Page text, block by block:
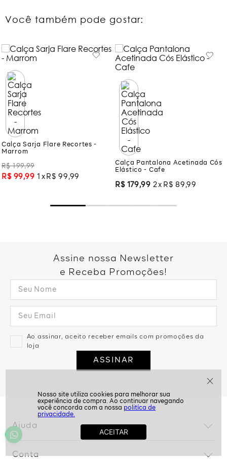
politíca de
privacidade.
Você também pode gostar:
Calça Sarja Flare Recortes -
Marrom
R$ 199,99
99
Calça Pantalona Acetinada Cós
Elástico - Cafe
R$ 179
Assine nossa Newsletter
e Receba Promoções!
Ao assinar, aceito receber emails com promoções da
ASSINAR
Ajuda